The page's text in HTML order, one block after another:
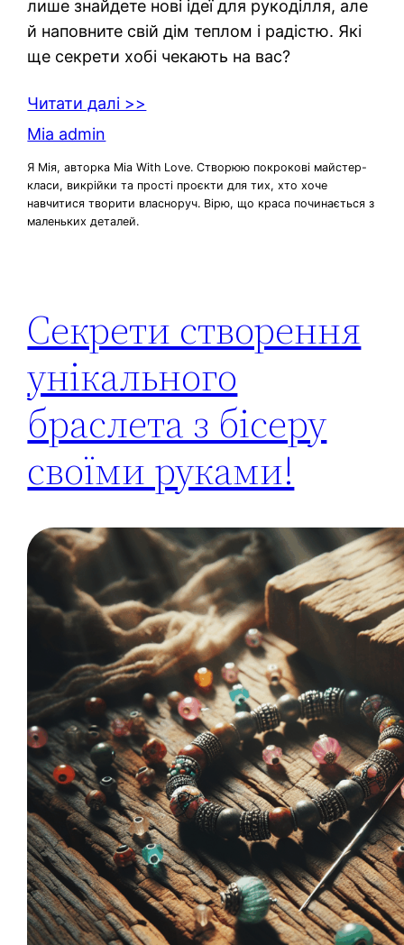
лише знайдете нові ідеї для рукоділля, але
й наповните свій дім теплом і радістю. Які
ще секрети хобі чекають на вас?
Читати далі >>
Mia admin
Я Мія, авторка Mia With Love. Створюю покрокові майстер-
класи, викрійки та прості проєкти для тих, хто хоче
навчитися творити власноруч. Вірю, що краса починається з
маленьких деталей.
Секрети створення
унікального
браслета з бісеру
своїми руками!